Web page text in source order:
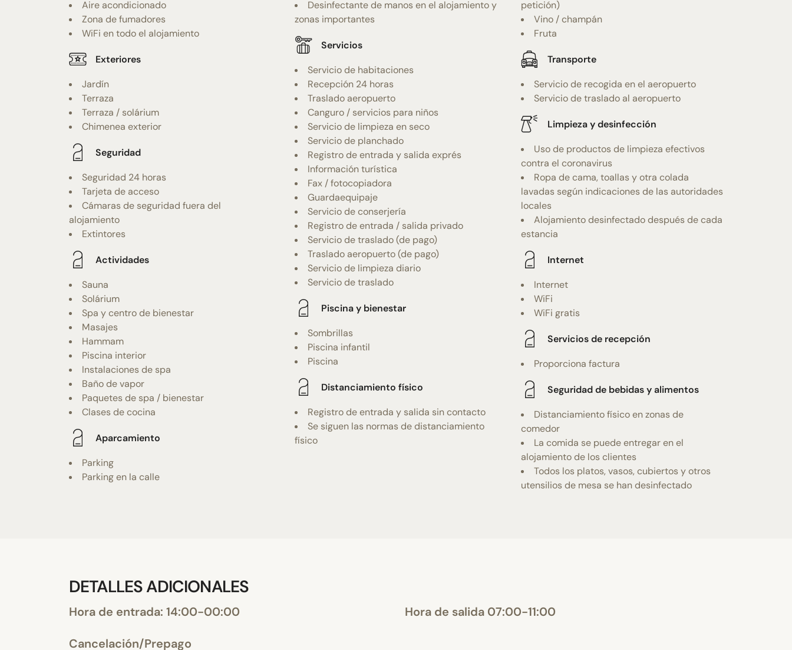
Aire acondicionado
Zona de fumadores
WiFi en todo el alojamiento
Exteriores
Jardín
Terraza
Terraza / solárium
Chimenea exterior
Seguridad
Seguridad 24 horas
Tarjeta de acceso
Cámaras de seguridad fuera del
alojamiento
Extintores
Actividades
Sauna
Solárium
Spa y centro de bienestar
Masajes
Hammam
Piscina interior
Instalaciones de spa
Baño de vapor
Paquetes de spa / bienestar
Clases de cocina
Aparcamiento
Parking
Parking en la calle
Desinfectante de manos en el alojamiento y
zonas importantes
Servicios
Servicio de habitaciones
Recepción 24 horas
Traslado aeropuerto
Canguro / servicios para niños
Servicio de limpieza en seco
Servicio de planchado
Registro de entrada y salida exprés
Información turística
Fax / fotocopiadora
Guardaequipaje
Servicio de conserjería
Registro de entrada / salida privado
Servicio de traslado (de pago)
Traslado aeropuerto (de pago)
Servicio de limpieza diario
Servicio de traslado
Piscina y bienestar
Sombrillas
Piscina infantil
Piscina
Distanciamiento físico
Registro de entrada y salida sin contacto
Se siguen las normas de distanciamiento
físico
petición)
Vino / champán
Fruta
Transporte
Servicio de recogida en el aeropuerto
Servicio de traslado al aeropuerto
Limpieza y desinfección
Uso de productos de limpieza efectivos
contra el coronavirus
Ropa de cama, toallas y otra colada
lavadas según indicaciones de las autoridades
locales
Alojamiento desinfectado después de cada
estancia
Internet
Internet
WiFi
WiFi gratis
Servicios de recepción
Proporciona factura
Seguridad de bebidas y alimentos
Distanciamiento físico en zonas de
comedor
La comida se puede entregar en el
alojamiento de los clientes
Todos los platos, vasos, cubiertos y otros
utensilios de mesa se han desinfectado
DETALLES ADICIONALES
Hora de entrada: 14:00-00:00 Hora de salida 07:00-11:00
Cancelación/Prepago